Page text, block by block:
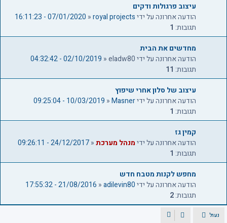
עיצוב פרגולות ודקים
הודעה אחרונה על ידיroyal projects
«
07/01/2020 - 16:11:23
תגובות: 1
מחדשים את הבית
הודעה אחרונה על ידיeladw80
«
02/10/2019 - 04:32:42
תגובות: 11
עיצוב של סלון אחרי שיפוץ
הודעה אחרונה על ידיMasner
«
10/03/2019 - 09:25:04
תגובות: 1
קמין גז
הודעה אחרונה על ידימנהל מערכת«
24/12/2017 - 09:26:11
תגובות: 1
מחפש לקנות מטבח חדש
הודעה אחרונה על ידיadilevin80
«
21/08/2016 - 17:55:32
תגובות:2
נעול